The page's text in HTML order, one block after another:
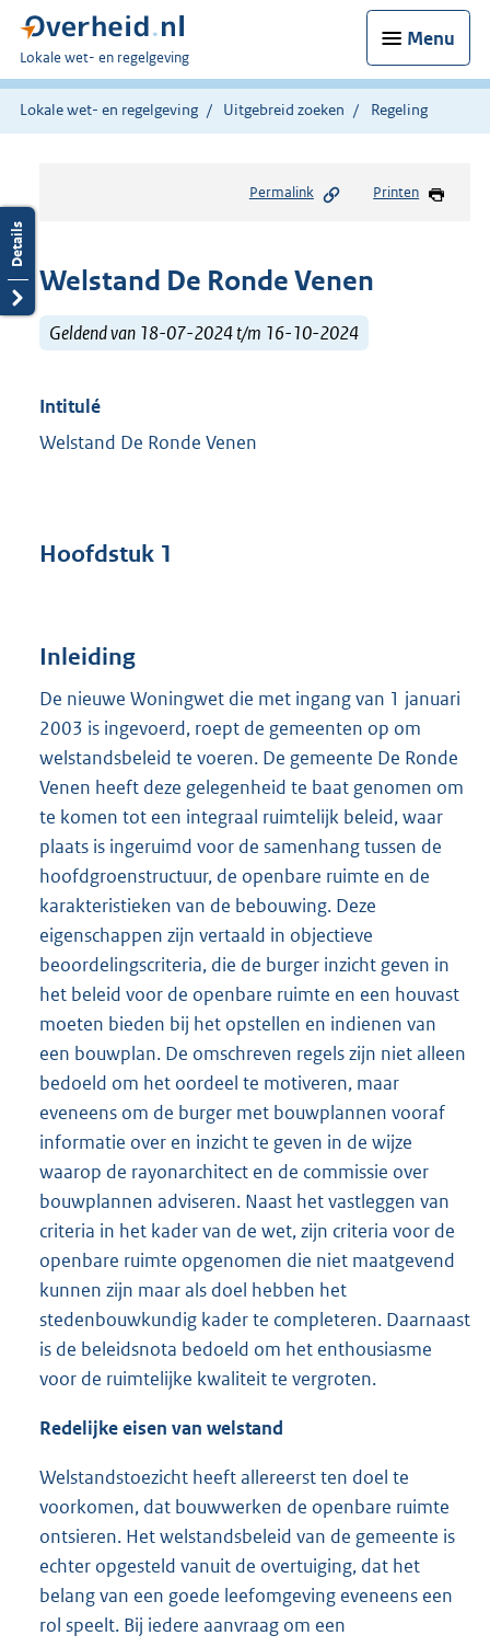
Menu
U
bent
hier:
Lokale wet- en regelgeving
Lokale wet- en regelgeving Uitgebreid zoeken Regeling
Permalink Printen
Welstand De Ronde Venen
Geldend van 18-07-2024 t/m 16-10-2024
Intitulé
Welstand De Ronde Venen
Hoofdstuk 1
Inleiding
De nieuwe Woningwet die met ingang van 1 januari
2003 is ingevoerd, roept de gemeenten op om
welstandsbeleid te voeren. De gemeente De Ronde
Venen heeft deze gelegenheid te baat genomen om
te komen tot een integraal ruimtelijk beleid, waar
plaats is ingeruimd voor de samenhang tussen de
hoofdgroenstructuur, de openbare ruimte en de
karakteristieken van de bebouwing. Deze
eigenschappen zijn vertaald in objectieve
beoordelingscriteria, die de burger inzicht geven in
het beleid voor de openbare ruimte en een houvast
moeten bieden bij het opstellen en indienen van
een bouwplan. De omschreven regels zijn niet alleen
bedoeld om het oordeel te motiveren, maar
eveneens om de burger met bouwplannen vooraf
informatie over en inzicht te geven in de wijze
waarop de rayonarchitect en de commissie over
bouwplannen adviseren. Naast het vastleggen van
criteria in het kader van de wet, zijn criteria voor de
openbare ruimte opgenomen die niet maatgevend
kunnen zijn maar als doel hebben het
stedenbouwkundig kader te completeren. Daarnaast
is de beleidsnota bedoeld om het enthousiasme
voor de ruimtelijke kwaliteit te vergroten.
Redelijke eisen van welstand
Welstandstoezicht heeft allereerst ten doel te
voorkomen, dat bouwwerken de openbare ruimte
ontsieren. Het welstandsbeleid van de gemeente is
echter opgesteld vanuit de overtuiging, dat het
belang van een goede leefomgeving eveneens een
rol speelt. Bij iedere aanvraag om een